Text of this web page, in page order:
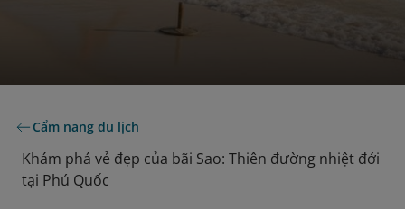
Cẩm nang du lịch
Khám phá vẻ đẹp của bãi Sao: Thiên đường nhiệt đới
tại Phú Quốc